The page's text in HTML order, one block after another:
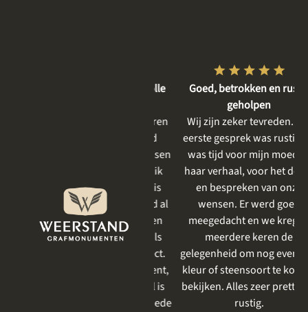
mooi vind. Het resultaat is
prachtig geworden . Ik had al
eerder iets laten uitvoeren
door Weerstand en net als
Goed, betrokken en rustig
geholpen
Wij zijn zeker tevreden. Het
eerste gesprek was rustig, er
was tijd voor mijn moeder,
haar verhaal, voor het delen
en bespreken van onze
wensen. Er werd goed
meegedacht en we kregen
meerdere keren de
gelegenheid om nog even een
kleur of steensoort te komen
bekijken. Alles zeer prettig en
rustig.